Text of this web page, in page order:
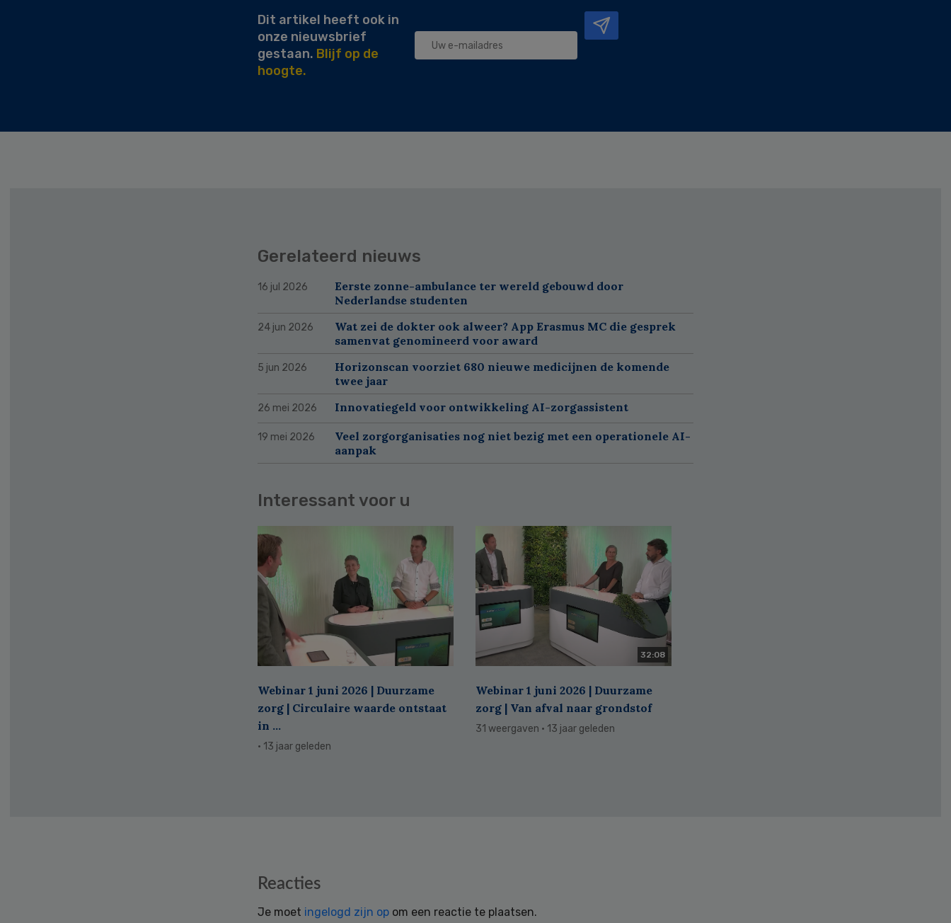
Dit artikel heeft ook in
onze nieuwsbrief
gestaan. Blijf op de
hoogte.
Gerelateerd nieuws
16 jul 2026
Eerste zonne-ambulance ter wereld gebouwd door
Nederlandse studenten
24 jun 2026
Wat zei de dokter ook alweer? App Erasmus MC die gesprek
samenvat genomineerd voor award
5 jun 2026
Horizonscan voorziet 680 nieuwe medicijnen de komende
twee jaar
26 mei 2026 Innovatiegeld voor ontwikkeling AI-zorgassistent
19 mei 2026
Veel zorgorganisaties nog niet bezig met een operationele AI-
aanpak
Interessant voor u
Webinar 1 juni 2026 | Duurzame
zorg | Circulaire waarde ontstaat
in ...
· 13 jaar geleden
32:08
Webinar 1 juni 2026 | Duurzame
zorg | Van afval naar grondstof
31 weergaven · 13 jaar geleden
Reacties
Je moet ingelogd zijn op om een reactie te plaatsen.